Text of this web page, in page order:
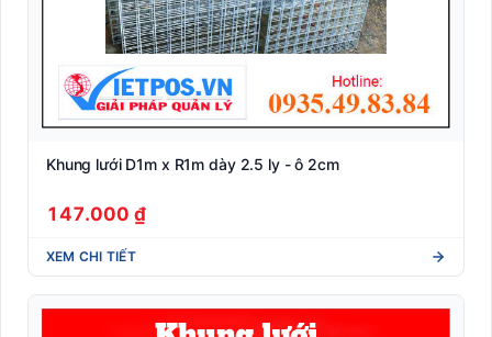
Khung lưới D1m x R1m dày 2.5 ly - ô 2cm
147.000 ₫
XEM CHI TIẾT